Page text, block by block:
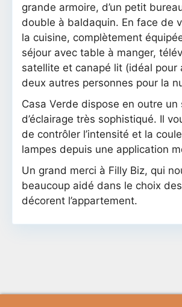
grande armoire, d’un petit
double à baldaquin. En face de
la cuisine, complètement
séjour avec table à manger,
satellite et canapé lit (idéal pour
deux autres personnes pour la
Casa Verde dispose en outre un
d’éclairage très sophistiqué. Il
de contrôler l’intensité et la
lampes depuis une application
Un grand merci à Filly Biz, qui
beaucoup aidé dans le choix
décorent l’appartement.